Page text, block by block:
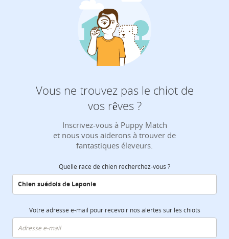
Vous ne trouvez pas le chiot de
vos rêves ?
Inscrivez-vous à Puppy Match
et nous vous aiderons à trouver de
fantastiques éleveurs.
Quelle race de chien recherchez-vous ?
Votre adresse e-mail pour recevoir nos alertes sur les chiots